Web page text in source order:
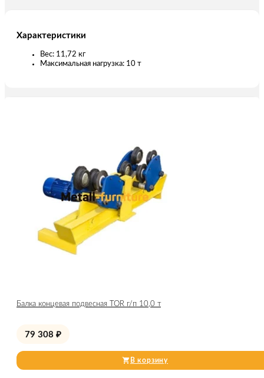
Характеристики
Вес: 11,72 кг
Максимальная нагрузка: 10 т
Балка концевая подвесная TOR г/п 10,0 т
79 308 ₽
В корзину